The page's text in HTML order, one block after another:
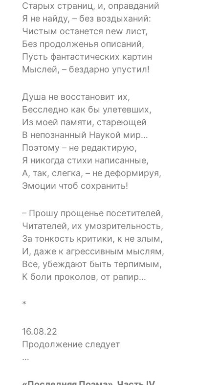
Старых страниц, и, оправданий
Я не найду, – без воздыханий:
Чистым останется new лист,
Без продолженья описаний,
Пусть фантастических картин
Мыслей, – бездарно упустил!
Душа не восстановит их,
Бесследно как бы улетевших,
Из моей памяти, стареющей
В непознанный Наукой мир…
Поэтому – не редактирую,
Я никогда стихи написанные,
А, так, слегка, – не деформируя,
Эмоции чтоб сохранить!
– Прошу прощенье посетителей,
Читателей, их умозрительность,
За тонкость критики, к не злым,
И, даже к агрессивным мыслям,
Все, убеждают быть терпимым,
К боли проколов, от рапир…
*
16.08.22
Продолжение следует
…